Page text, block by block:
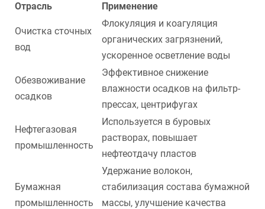
Отрасль Применение
Очистка сточных
вод
Флокуляция и коагуляция
органических загрязнений,
ускоренное осветление воды
Обезвоживание
осадков
Эффективное снижение
влажности осадков на фильтр-
прессах, центрифугах
Нефтегазовая
промышленность
Используется в буровых
растворах, повышает
нефтеотдачу пластов
Бумажная
промышленность
Удержание волокон,
стабилизация состава бумажной
массы, улучшение качества